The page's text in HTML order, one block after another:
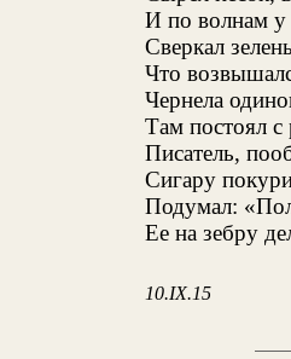
И по волнам у
Сверкал
Что
Чернела
Там постоял
Писатель,
Сигару
Подумал:
Ее на зебру
10.IX.15